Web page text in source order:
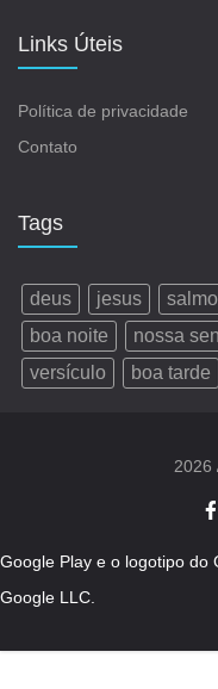
Links Úteis
Política de privacidade
Contato
Tags
deus jesus salmo
boa noite
nossa
versículo
boa tarde
2026
Google Play e o logotipo do
Google LLC.